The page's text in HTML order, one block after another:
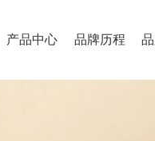
产品中心 品牌历程